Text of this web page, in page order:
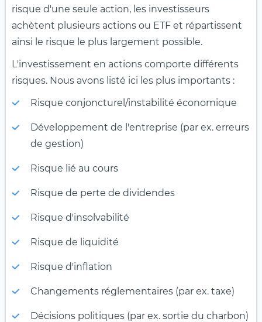
risque d'une seule action, les investisseurs
achètent plusieurs actions ou ETF et répartissent
ainsi le risque le plus largement possible.
L'investissement en actions comporte différents
risques. Nous avons listé ici les plus importants :
Risque conjoncturel/instabilité économique
Développement de l'entreprise (par ex. erreurs
de gestion)
Risque lié au cours
Risque de perte de dividendes
Risque d'insolvabilité
Risque de liquidité
Risque d'inflation
Changements réglementaires (par ex. taxe)
Décisions politiques (par ex. sortie du charbon)